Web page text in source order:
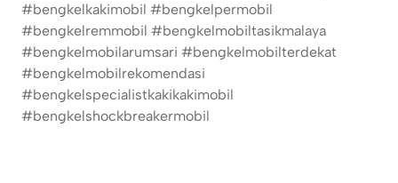
#bengkelkakimobil #bengkelpermobil
#bengkelremmobil #bengkelmobiltasikmalaya
#bengkelmobilarumsari #bengkelmobilterdekat
#bengkelmobilrekomendasi
#bengkelspecialistkakikakimobil
#bengkelshockbreakermobil